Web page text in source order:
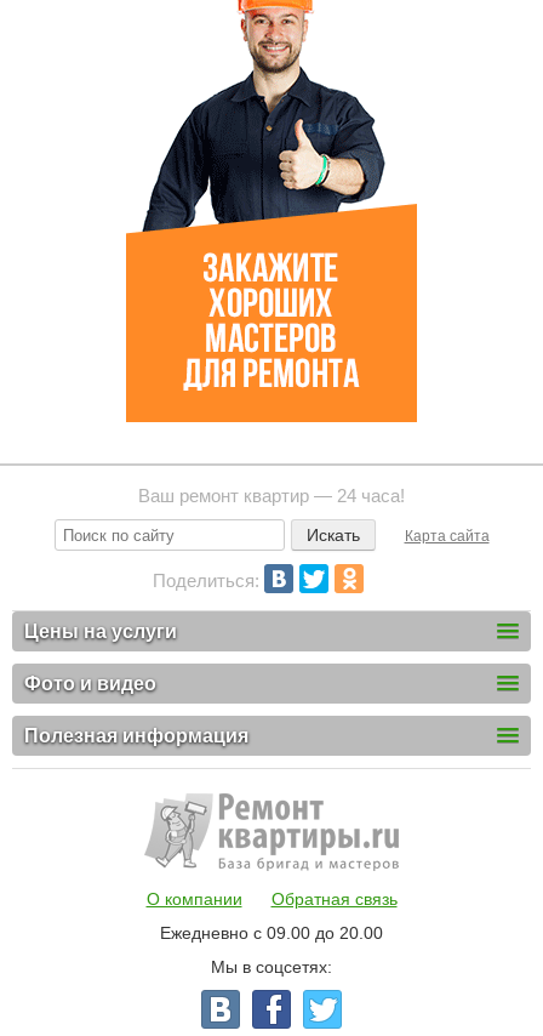
Ваш ремонт квартир — 24 часа!
Карта сайта
Поделиться:
Цены на услуги
Фото и видео
Полезная информация
О компании
Обратная связь
Ежедневно с 09.00 до 20.00
Мы в соцсетях: